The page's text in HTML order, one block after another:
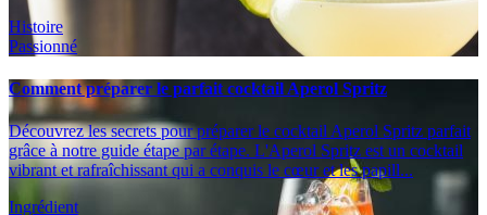
Histoire
Passionné
Comment préparer le parfait cocktail Aperol Spritz
Découvrez les secrets pour préparer le cocktail Aperol Spritz parfait
grâce à notre guide étape par étape. L'Aperol Spritz est un cocktail
vibrant et rafraîchissant qui a conquis le cœur et les papill...
Ingrédient